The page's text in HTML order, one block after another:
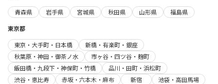
青森県
岩手県 宮城県 秋田県 山形県
福島県
東京都
東京・大手町・日本橋
新橋・有楽町・銀座
秋葉原・神田・御茶ノ水
市ヶ谷・四ツ谷・麹町
飯田橋・九段下・神保町・竹橋
品川・田町・浜松町
渋谷・恵比寿
赤坂・六本木・麻布 新宿
池袋・高田馬場